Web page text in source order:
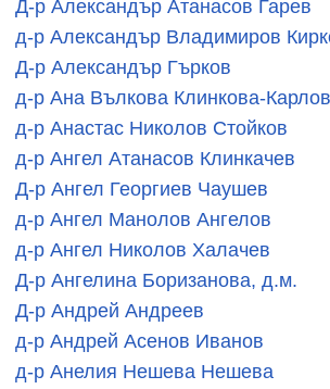
Д-р Александър Атанасов Гарев
д-р Александър Владимиров
Д-р Александър Гърков
д-р Ана Вълкова Клинкова-
д-р Анастас Николов Стойков
д-р Ангел Атанасов Клинкачев
Д-р Ангел Георгиев Чаушев
д-р Ангел Манолов Ангелов
д-р Ангел Николов Халачев
Д-р Ангелина Боризанова, д.м.
Д-р Андрей Андреев
д-р Андрей Асенов Иванов
д-р Анелия Нешева Нешева